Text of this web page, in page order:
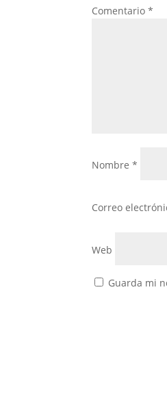
Comentario*
Nombre*
Correo
Web
Guarda mi